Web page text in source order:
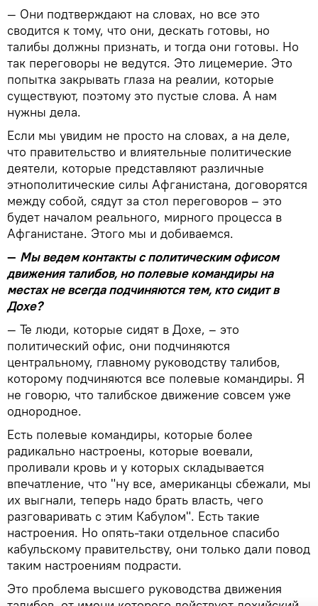
— Они подтверждают на словах, но все это
сводится к тому, что они, дескать готовы, но
талибы должны признать, и тогда они готовы. Но
так переговоры не ведутся. Это лицемерие. Это
попытка закрывать глаза на реалии, которые
существуют, поэтому это пустые слова. А нам
нужны дела.
Если мы увидим не просто на словах, а на деле,
что правительство и влиятельные политические
деятели, которые представляют различные
этнополитические силы Афганистана, договорятся
между собой, сядут за стол переговоров – это
будет началом реального, мирного процесса в
Афганистане. Этого мы и добиваемся.
— Мы ведем контакты с политическим офисом
движения талибов, но полевые командиры на
местах не всегда подчиняются тем, кто сидит в
Дохе?
— Те люди, которые сидят в Дохе, – это
политический офис, они подчиняются
центральному, главному руководству талибов,
которому подчиняются все полевые командиры. Я
не говорю, что талибское движение совсем уже
однородное.
Есть полевые командиры, которые более
радикально настроены, которые воевали,
проливали кровь и у которых складывается
впечатление, что "ну все, американцы сбежали, мы
их выгнали, теперь надо брать власть, чего
разговаривать с этим Кабулом". Есть такие
настроения. Но опять-таки отдельное спасибо
кабульскому правительству, они только дали повод
таким настроениям подрасти.
Это проблема высшего руководства движения